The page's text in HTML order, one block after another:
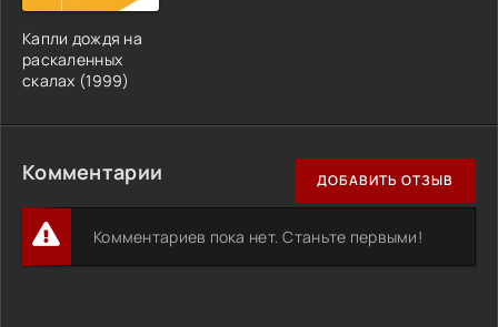
Капли дождя на
раскаленных
скалах (1999)
Комментарии ДОБАВИТЬ ОТЗЫВ
Комментариев пока нет. Станьте первыми!